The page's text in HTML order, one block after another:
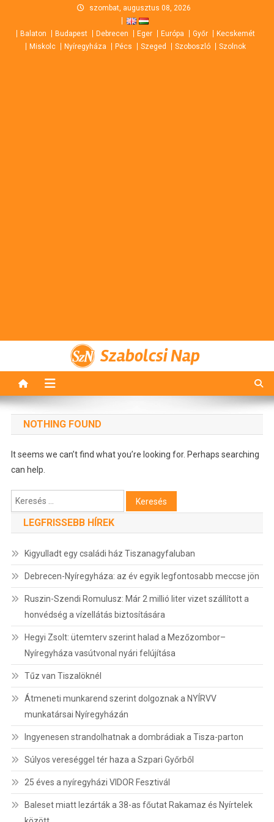
content
szombat, augusztus 08, 2026
Balaton Budapest Debrecen Eger Európa Győr
Kecskemét
Miskolc
Nyíregyháza Pécs Szeged Szoboszló Szolnok
Szabolcsi Nap
NOTHING FOUND
It seems we can’t find what you’re looking for. Perhaps searching
can help.
Keresés:
LEGFRISSEBB HÍREK
Kigyulladt egy családi ház Tiszanagyfaluban
Debrecen-Nyíregyháza: az év egyik legfontosabb meccse jön
Ruszin-Szendi Romulusz: Már 2 millió liter vizet szállított a
honvédség a vízellátás biztosítására
Hegyi Zsolt: ütemterv szerint halad a Mezőzombor–
Nyíregyháza vasútvonal nyári felújítása
Tűz van Tiszalöknél
Átmeneti munkarend szerint dolgoznak a NYÍRVV
munkatársai Nyíregyházán
Ingyenesen strandolhatnak a dombrádiak a Tisza-parton
Súlyos vereséggel tér haza a Szpari Győrből
25 éves a nyíregyházi VIDOR Fesztivál
Baleset miatt lezárták a 38-as főutat Rakamaz és Nyírtelek